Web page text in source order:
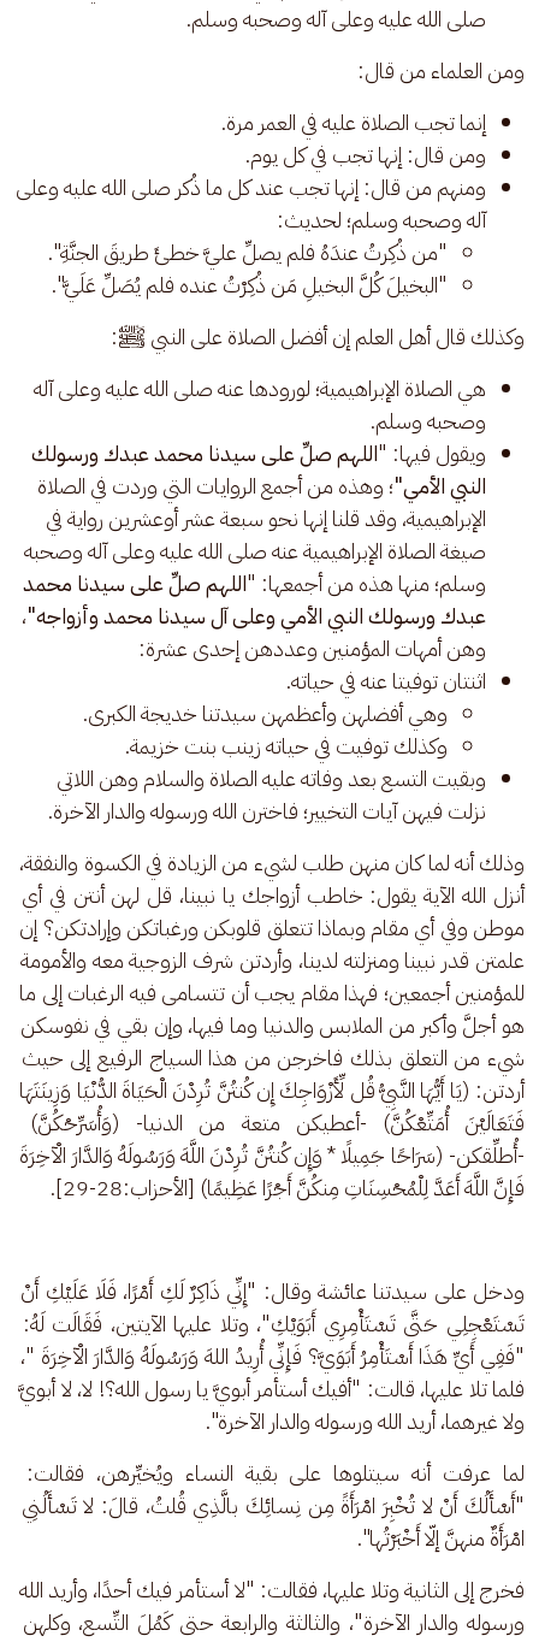
صلى الله عليه وعلى آله وصحبه وسلم.
ومن العلماء من قال:
إنما تجب الصلاة عليه في العمر مرة.
ومن قال: إنها تجب في كل يوم.
ومنهم من قال: إنها تجب عند كل ما ذُكر صلى الله عليه وعلى
آله وصحبه وسلم؛ لحديث:
"من ذُكِرتُ عندَهُ فلم يصلِّ عليَّ خطئَ طريقَ الجنَّةِ".
"البخيلَ كُلَّ البخيلِ مَن ذُكِرْتُ عنده فلم يُصَلِّ عَلَيَّ".
وكذلك قال أهل العلم إن أفضل الصلاة على النبي ﷺ:
هي الصلاة الإبراهيمية؛ لورودها عنه صلى الله عليه وعلى آله
وصحبه وسلم.
ويقول فيها: "اللهم صلِّ على سيدنا محمد عبدك ورسولك
النبي الأمي"؛ وهذه من أجمع الروايات التي وردت في الصلاة
الإبراهيمية، وقد قلنا إنها نحو سبعة عشر أوعشرين رواية في
صيغة الصلاة الإبراهيمية عنه صلى الله عليه وعلى آله وصحبه
وسلم؛ منها هذه من أجمعها: "اللهم صلِّ على سيدنا محمد
عبدك ورسولك النبي الأمي وعلى آل سيدنا محمد وأزواجه"،
وهن أمهات المؤمنين وعددهن إحدى عشرة:
اثنتان توفيتا عنه في حياته.
وهي أفضلهن وأعظمهن سيدتنا خديجة الكبرى.
وكذلك توفيت في حياته زينب بنت خزيمة.
وبقيت التسع بعد وفاته عليه الصلاة والسلام وهن اللاتي
نزلت فيهن آيات التخيير؛ فاخترن الله ورسوله والدار الآخرة.
وذلك أنه لما كان منهن طلب لشيء من الزيادة في الكسوة والنفقة،
أنزل الله الآية يقول: خاطب أزواجك يا نبينا، قل لهن أنتن في أي
موطن وفي أي مقام وبماذا تتعلق قلوبكن ورغباتكن وإرادتكن؟ إن
علمتن قدر نبينا ومنزلته لدينا، وأردتن شرف الزوجية معه والأمومة
للمؤمنين أجمعين؛ فهذا مقام يجب أن تتسامى فيه الرغبات إلى ما
هو أجلَّ وأكبر من الملابس والدنيا وما فيها، وإن بقي في نفوسكن
شيء من التعلق بذلك فاخرجن من هذا السياج الرفيع إلى حيث
أردتن: (يَا أَيُّهَا النَّبِيُّ قُل لِّأَزْوَاجِكَ إِن كُنتُنَّ تُرِدْنَ الْحَيَاةَ الدُّنْيَا وَزِينَتَهَا
فَتَعَالَيْنَ أُمَتِّعْكُنَّ) -أعطيكن متعة من الدنيا- (وَأُسَرِّحْكُنَّ)
-أُطلِّقكن- (سَرَاحًا جَمِيلًا * وَإِن كُنتُنَّ تُرِدْنَ اللَّهَ وَرَسُولَهُ وَالدَّارَ الْآخِرَةَ
فَإِنَّ اللَّهَ أَعَدَّ لِلْمُحْسِنَاتِ مِنكُنَّ أَجْرًا عَظِيمًا) [الأحزاب:28-29].
ودخل على سيدتنا عائشة وقال: "إِنِّي ذَاكِرٌ لَكِ أَمْرًا، فَلَا عَلَيْكِ أَنْ
تَسْتَعْجِلِي حَتَّى تَسْتَأْمِرِي أَبَوَيْكِ"، وتلا عليها الآيتين، فَقَالَت لَهُ:
"فَفِي أَيِّ هَذَا أَسْتَأْمِرُ أَبَوَيَّ؟ فَإِنِّي أُرِيدُ اللهَ وَرَسُولَهُ وَالدَّارَ الْآخِرَةَ "،
فلما تلا عليها، قالت: "أفيك أستأمر أبويَّ يا رسول الله؟! لا، لا أبويَّ
ولا غيرهما، أريد الله ورسوله والدار الآخرة".
لما عرفت أنه سيتلوها على بقية النساء ويُخيِّرهن، فقالت:
"أَسْأَلُكَ أَنْ لا تُخْبِرَ امْرَأَةً مِن نِسائِكَ بالَّذِي قُلتُ، قالَ: لا تَسْأَلُنِي
امْرَأَةٌ منهنَّ إلّا أَخْبَرْتُها".
فخرج إلى الثانية وتلا عليها، فقالت: "لا أستأمر فيك أحدًا، وأريد الله
ورسوله والدار الآخرة"، والثالثة والرابعة حتى كَمُلَ التِّسع، وكلهن